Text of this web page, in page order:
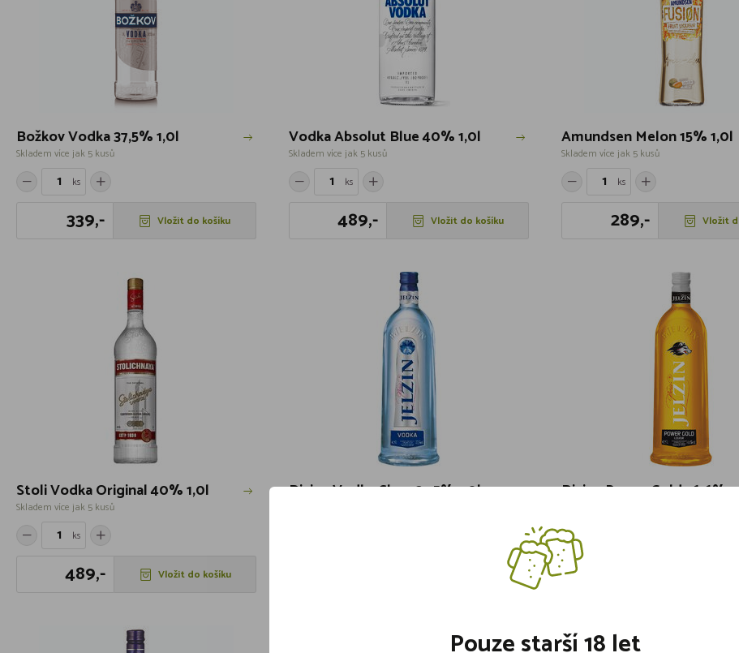
Božkov Vodka 37,5% 1,0l
Skladem více jak 5 kusů
ks
339,- Vložit do košíku
Vodka Absolut Blue 40% 1,0l
Skladem více jak 5 kusů
ks
489,- Vložit do košíku
Amundsen Melon 15% 1,0l
Skladem více jak 5 kusů
ks
289,- Vložit
Stoli Vodka Original 40% 1,0l
Skladem více jak 5 kusů
ks
489,- Vložit do košíku
Divine Vodka Clear 37,5% 1,0l Divine Power Gold 16,6%
Pouze starší 18 let